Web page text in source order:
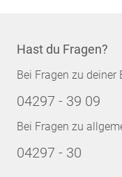
Hast du Fragen?
Bei Fragen zu deiner
04297 - 39 09
Bei Fragen zu
04297 - 30